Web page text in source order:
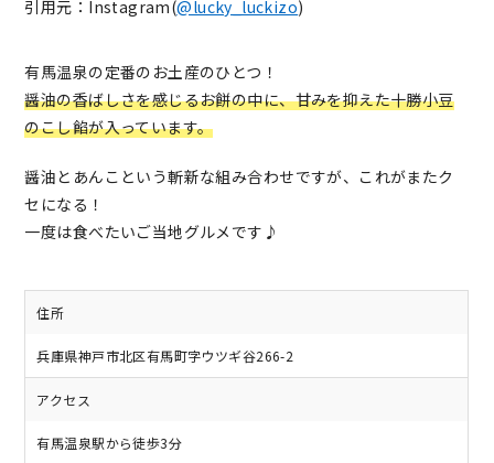
引用元：Instagram(@lucky_luckizo)
有馬温泉の定番のお土産のひとつ！
醤油の香ばしさを感じるお餅の中に、甘みを抑えた十勝小豆
のこし餡が入っています。
醤油とあんこという斬新な組み合わせですが、これがまたク
セになる！
一度は食べたいご当地グルメです♪
住所
兵庫県神戸市北区有馬町字ウツギ谷266-2
アクセス
有馬温泉駅から徒歩3分